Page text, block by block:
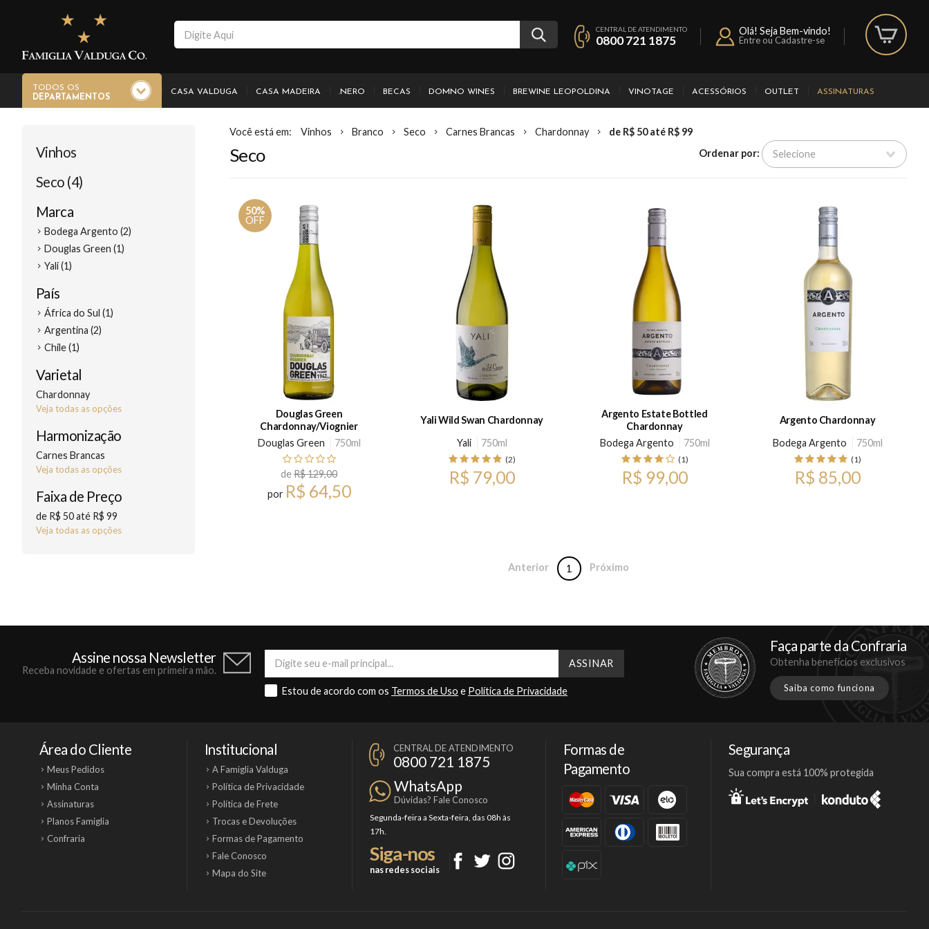
CENTRAL DE ATENDIMENTO
0800 721 1875
Olá! Seja Bem-vindo!
Entre ou Cadastre-se
TODOS OS
DEPARTAMENTOS
CASA VALDUGA CASA MADEIRA .NERO BECAS DOMNO WINES BREWINE LEOPOLDINA VINOTAGE ACESSÓRIOS OUTLET ASSINATURAS
Vinhos
Seco (4)
Marca
Bodega Argento (2)
Douglas Green (1)
Yali (1)
País
África do Sul (1)
Argentina (2)
Chile (1)
Varietal
Chardonnay
Veja todas as opções
Harmonização
Carnes Brancas
Veja todas as opções
Faixa de Preço
de R$ 50 até R$ 99
Veja todas as opções
Vinhos Branco Seco Carnes Brancas Chardonnay de R$ 50 até R$ 99
Seco Ordenar por:
50%
OFF
Douglas Green
Chardonnay/Viognier
Douglas Green
750ml
deR$ 129,00
por R$ 64,50
Yali Wild Swan Chardonnay
Yali
750ml
(2)
R$ 79,00
Argento Estate Bottled
Chardonnay
Bodega Argento
750ml
(1)
R$ 99,00
Argento Chardonnay
Bodega Argento
750ml
(1)
R$ 85,00
Anterior 1 Próximo
Assine nossa Newsletter
Receba novidade e ofertas em primeira mão.
Estou de acordo com os Termos de Uso e Política de Privacidade
Faça parte da Confraria
Obtenha benefícios exclusivos
Saiba como funciona
Área do Cliente
Meus Pedidos
Minha Conta
Assinaturas
Planos Famiglia
Confraria
Institucional
A Famiglia Valduga
Política de Privacidade
Política de Frete
Trocas e Devoluções
Formas de Pagamento
Fale Conosco
Mapa do Site
CENTRAL DE ATENDIMENTO
0800 721 1875
WhatsApp
Dúvidas? Fale Conosco
Segunda-feira a Sexta-feira, das 08h às
17h.
Siga-nos
nas redes sociais
Formas de
Pagamento
Segurança
Sua compra está 100% protegida